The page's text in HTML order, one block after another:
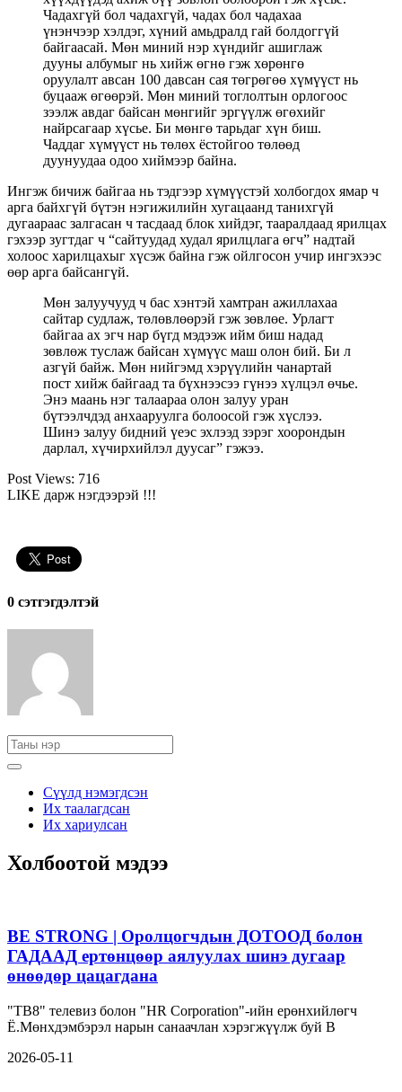
Чадахгүй бол чадахгүй, чадах бол чадахаа
үнэнчээр хэлдэг, хүний амьдралд гай болдоггүй
байгаасай. Мөн миний нэр хүндийг ашиглаж
дууны албумыг нь хийж өгнө гэж хөрөнгө
оруулалт авсан 100 давсан сая төгрөгөө хүмүүст нь
буцааж өгөөрэй. Мөн миний тоглолтын орлогоос
зээлж авдаг байсан мөнгийг эргүүлж өгөхийг
найрсагаар хүсье. Би мөнгө тарьдаг хүн биш.
Чаддаг хүмүүст нь төлөх ёстойгоо төлөөд
дуунуудаа одоо хиймээр байна.
Ингэж бичиж байгаа нь тэдгээр хүмүүстэй холбогдох ямар ч
арга байхгүй бүтэн нэгижилийн хугацаанд танихгүй
дугаараас залгасан ч тасдаад блок хийдэг, тааралдаад ярилцах
гэхээр зугтдаг ч “сайтуудад худал ярилцлага өгч” надтай
холоос харилцахыг хүсэж байна гэж ойлгосон учир ингэхээс
өөр арга байсангүй.
Мөн залуучууд ч бас хэнтэй хамтран ажиллахаа
сайтар судлаж, төлөвлөөрэй гэж зөвлөе. Урлагт
байгаа ах эгч нар бүгд мэдээж ийм биш надад
зөвлөж туслаж байсан хүмүүс маш олон бий. Би л
азгүй байж. Мөн нийгэмд хэрүүлийн чанартай
пост хийж байгаад та бүхнээсээ гүнээ хүлцэл өчье.
Энэ маань нэг талаараа олон залуу уран
бүтээлчдэд анхааруулга болоосой гэж хүслээ.
Шинэ залуу бидний үеэс эхлээд зэрэг хоорондын
дарлал, хүчирхийлэл дуусаг” гэжээ.
Post Views: 716
LIKE дарж нэгдээрэй !!!
0 cэтгэгдэлтэй
Сүүлд нэмэгдсэн
Их таалагдсан
Их хариулсан
Холбоотой мэдээ
BE STRONG | Оролцогчдын ДОТООД болон
ГАДААД ертөнцөөр аялуулах шинэ дугаар
өнөөдөр цацагдана
"ТВ8" телевиз болон "HR Corporation"-ийн ерөнхийлөгч
Ё.Мөнхдэмбэрэл нарын санаачлан хэрэгжүүлж буй B
2026-05-11